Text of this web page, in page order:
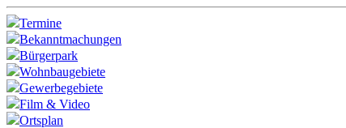
Termine
Bekanntmachungen
Bürgerpark
Wohnbaugebiete
Gewerbegebiete
Film & Video
Ortsplan